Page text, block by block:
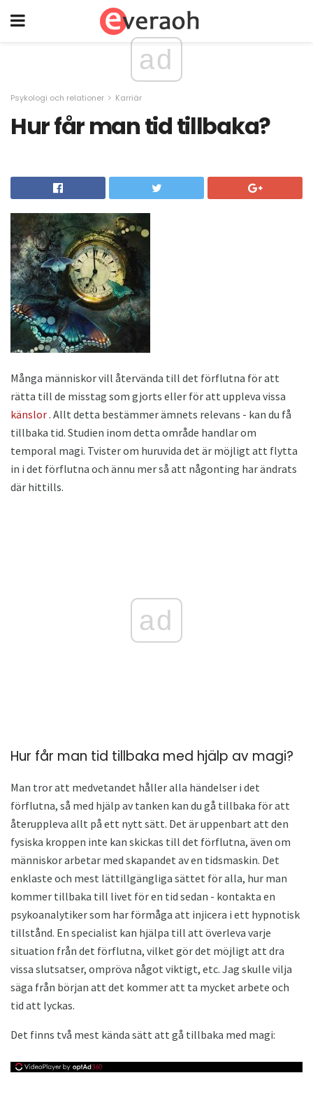
ad
Psykologi och relationer Karriär
Hur får man tid tillbaka?
Många människor vill återvända till det förflutna för att
rätta till de misstag som gjorts eller för att uppleva vissa
känslor. Allt detta bestämmer ämnets relevans - kan du få
tillbaka tid. Studien inom detta område handlar om
temporal magi. Tvister om huruvida det är möjligt att flytta
in i det förflutna och ännu mer så att någonting har ändrats
där hittills.
ad
Hur får man tid tillbaka med hjälp av magi?
Man tror att medvetandet håller alla händelser i det
förflutna, så med hjälp av tanken kan du gå tillbaka för att
återuppleva allt på ett nytt sätt. Det är uppenbart att den
fysiska kroppen inte kan skickas till det förflutna, även om
människor arbetar med skapandet av en tidsmaskin. Det
enklaste och mest lättillgängliga sättet för alla, hur man
kommer tillbaka till livet för en tid sedan - kontakta en
psykoanalytiker som har förmåga att injicera i ett hypnotisk
tillstånd. En specialist kan hjälpa till att överleva varje
situation från det förflutna, vilket gör det möjligt att dra
vissa slutsatser, ompröva något viktigt, etc. Jag skulle vilja
säga från början att det kommer att ta mycket arbete och
tid att lyckas.
Det finns två mest kända sätt att gå tillbaka med magi: